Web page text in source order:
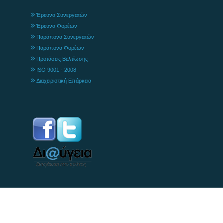
Έρευνα Συνεργατών
Έρευνα Φορέων
Παράπονα Συνεργατών
Παράπονα Φορέων
Προτάσεις Βελτίωσης
ISO 9001 - 2008
Διαχειριστική Επάρκεια